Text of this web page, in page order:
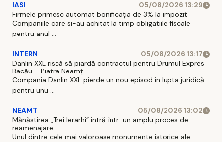
IASI
05/08/2026 13:29
Firmele primesc automat bonificația de 3% la impozit
Companiile care si-au achitat la timp obligatiile fiscale
pentru anul ...
INTERN
05/08/2026 13:17
Danlin XXL riscă să piardă contractul pentru Drumul Expres
Bacău – Piatra Neamț
Compania Danlin XXL pierde un nou episod in lupta juridică
pentru unu ...
NEAMT
05/08/2026 13:02
Mănăstirea „Trei Ierarhi” intră într-un amplu proces de
reamenajare
Unul dintre cele mai valoroase monumente istorice ale